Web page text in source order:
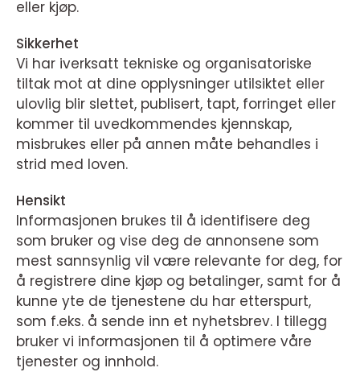
eller kjøp.
Sikkerhet
Vi har iverksatt tekniske og organisatoriske
tiltak mot at dine opplysninger utilsiktet eller
ulovlig blir slettet, publisert, tapt, forringet eller
kommer til uvedkommendes kjennskap,
misbrukes eller på annen måte behandles i
strid med loven.
Hensikt
Informasjonen brukes til å identifisere deg
som bruker og vise deg de annonsene som
mest sannsynlig vil være relevante for deg, for
å registrere dine kjøp og betalinger, samt for å
kunne yte de tjenestene du har etterspurt,
som f.eks. å sende inn et nyhetsbrev. I tillegg
bruker vi informasjonen til å optimere våre
tjenester og innhold.